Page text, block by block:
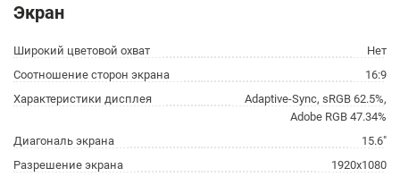
Экран
Широкий цветовой охват
Нет
Соотношение сторон экрана
16:9
Характеристики дисплея
Adaptive-Sync, sRGB 62.5%,
Adobe RGB 47.34%
Диагональ экрана
15.6"
Разрешение экрана
1920x1080